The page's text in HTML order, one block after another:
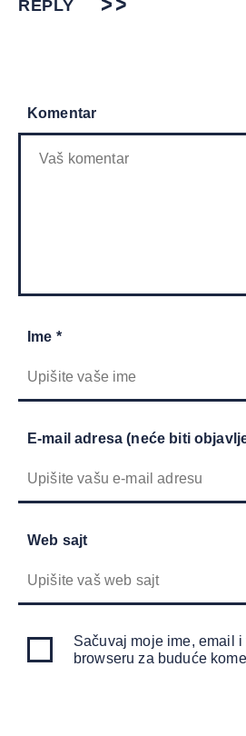
REPLY
Komentar
Ime *
E-mail adresa (neće biti
Web sajt
Sačuvaj moje ime, email
browseru za buduće